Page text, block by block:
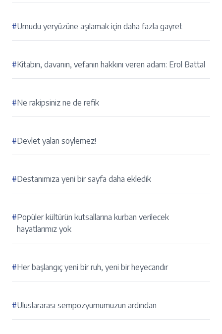
#Umudu yeryüzüne aşılamak için daha fazla gayret
#Kitabın, davanın, vefanın hakkını veren adam: Erol Battal
#Ne rakipsiniz ne de refik
#Devlet yalan söylemez!
#Destanımıza yeni bir sayfa daha ekledik
#Popüler kültürün kutsallarına kurban verilecek
hayatlarımız yok
#Her başlangıç yeni bir ruh, yeni bir heyecandır
#Uluslararası sempozyumumuzun ardından